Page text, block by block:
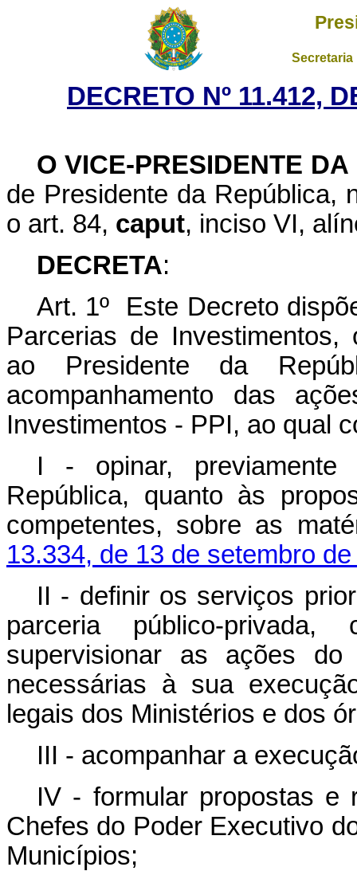
DECRETO Nº 11.412,
O VICE-PRESIDENTE
de Presidente da República,
o art. 84, caput, inciso VI,
DECRETA:
Art. 1º Este Decreto
Parcerias de Investimentos,
ao Presidente da
acompanhamento das
Investimentos - PPI, ao qual
I - opinar, previamente
República, quanto às
competentes, sobre as
13.334, de 13 de setembro
II - definir os serviços
parceria público-
supervisionar as ações
necessárias à sua
legais dos Ministérios e dos
III - acompanhar a
IV - formular propostas e
Chefes do Poder Executivo
Municípios;